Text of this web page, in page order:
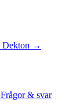
Dekton →
Frågor & svar